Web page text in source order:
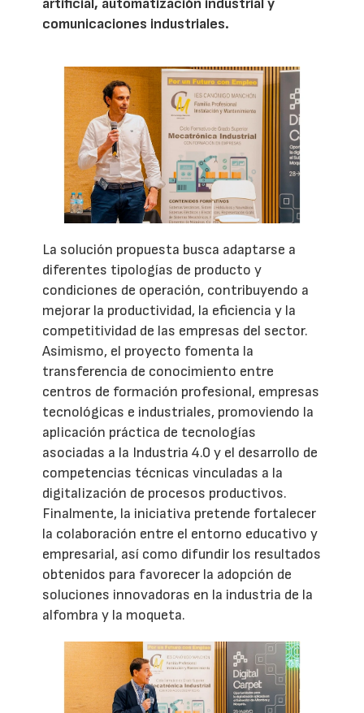
artificial, automatización industrial y
comunicaciones industriales.
La solución propuesta busca adaptarse a
diferentes tipologías de producto y
condiciones de operación, contribuyendo a
mejorar la productividad, la eficiencia y la
competitividad de las empresas del sector.
Asimismo, el proyecto fomenta la
transferencia de conocimiento entre
centros de formación profesional, empresas
tecnológicas e industriales, promoviendo la
aplicación práctica de tecnologías
asociadas a la Industria 4.0 y el desarrollo de
competencias técnicas vinculadas a la
digitalización de procesos productivos.
Finalmente, la iniciativa pretende fortalecer
la colaboración entre el entorno educativo y
empresarial, así como difundir los resultados
obtenidos para favorecer la adopción de
soluciones innovadoras en la industria de la
alfombra y la moqueta.